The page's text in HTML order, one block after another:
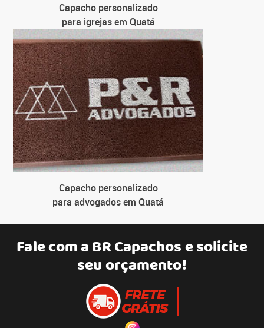
Capacho personalizado
para igrejas em Quatá
Capacho personalizado
para advogados em Quatá
Fale com aBR Capachose solicite
seu orçamento!